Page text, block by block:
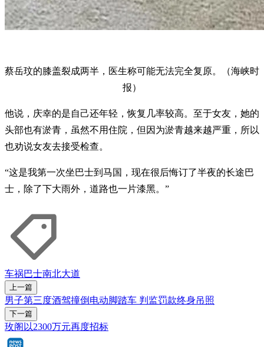
蔡岳玟的膝盖裂成两半，医生称可能无法完全复原。（海峡时
报）
他说，庆幸的是自己还年轻，恢复几率较高。至于女友，她的
头部也有淤青，虽然不用住院，但因为淤青越来越严重，所以
也劝说女友去接受检查。
“这是我第一次坐巴士到马国，现在很后悔订了半夜的长途巴
士，除了下大雨外，道路也一片漆黑。”
车祸巴士南北大道
上一篇
男子第三度酒驾撞倒电动脚踏车 判监罚款终身吊照
下一篇
玫阁以2300万元再度招标